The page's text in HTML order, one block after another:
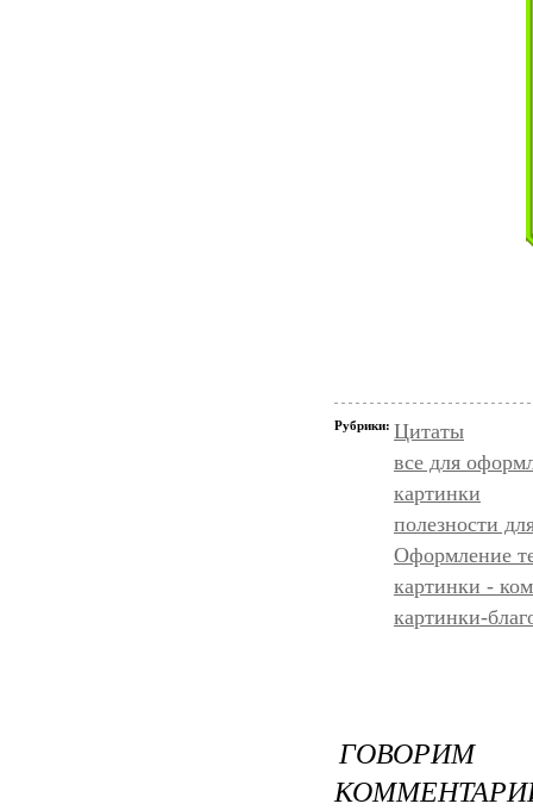
Рубрики: Цитаты
все для
картинки
полезности
Оформление
картинки -
картинки-